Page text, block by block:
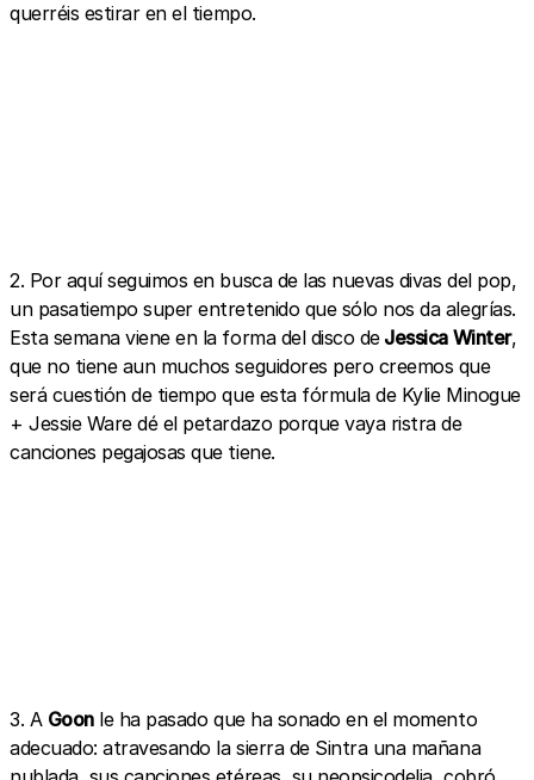
querréis estirar en el tiempo.
2. Por aquí seguimos en busca de las nuevas divas del pop,
un pasatiempo super entretenido que sólo nos da alegrías.
Esta semana viene en la forma del disco deJessica Winter,
que no tiene aun muchos seguidores pero creemos que
será cuestión de tiempo que esta fórmula de Kylie Minogue
+ Jessie Ware dé el petardazo porque vaya ristra de
canciones pegajosas que tiene.
3. A Goonle ha pasado que ha sonado en el momento
adecuado: atravesando la sierra de Sintra una mañana